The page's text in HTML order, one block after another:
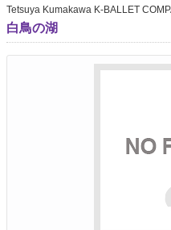
v
i
g
Tetsuya Kumakawa K-BALLET
白鳥の湖